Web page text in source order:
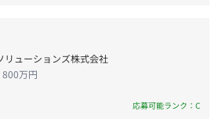
可能です。
就業中のカンファレンス参加や、セ
をおこなっています。
ます。MGRの許可が必要ですが、競
なければ原則問題ありません。
フレックス制度
厚生年金）、労働保険（雇用保険、
けていただけています。 【自
ビス】 ■『Hubble』
と事業部門の協業性を高め、生
の契約業務基盤を実現・定着す
。契約書の作成、審査依頼、検
リューションズ株式会社
万円
応募可能ランク：C